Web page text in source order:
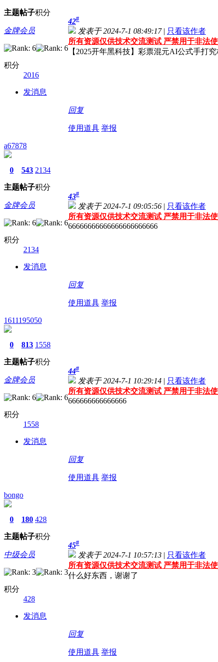
主题帖子积分
金牌会员
积分
2016
发消息
42#
发表于 2024-7-1 08:49:17 | 只看该作者
所有资源仅供技术交流测试 严禁用于非法
【2025开年黑科技】彩票混元AI公式手打
回复
使用道具 举报
a67878
0
主题
543
帖子
2134
积分
金牌会员
积分
2134
发消息
43#
发表于 2024-7-1 09:05:56 | 只看该作者
所有资源仅供技术交流测试 严禁用于非法
66666666666666666666666
回复
使用道具 举报
1611195050
0
主题
813
帖子
1558
积分
金牌会员
积分
1558
发消息
44#
发表于 2024-7-1 10:29:14 | 只看该作者
所有资源仅供技术交流测试 严禁用于非法
666666666666666
回复
使用道具 举报
bongo
0
主题
180
帖子
428
积分
中级会员
积分
428
发消息
45#
发表于 2024-7-1 10:57:13 | 只看该作者
所有资源仅供技术交流测试 严禁用于非法
什么好东西，谢谢了
回复
使用道具 举报